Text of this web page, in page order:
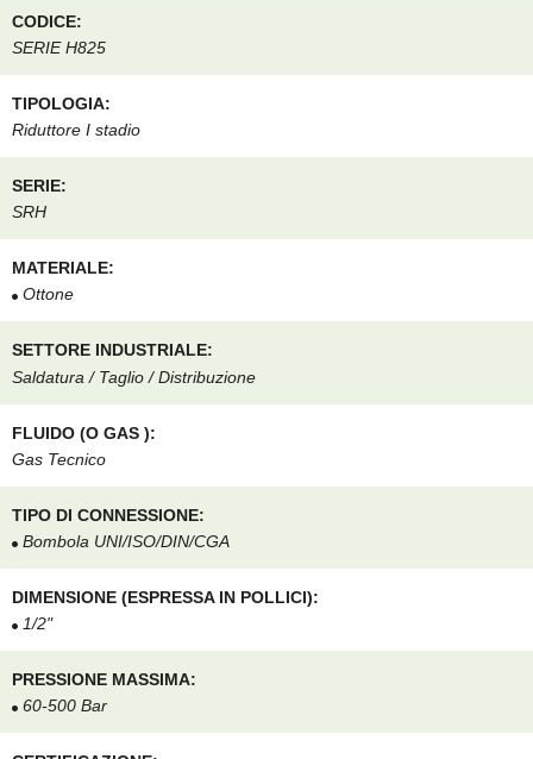
CODICE:
SERIE H825
TIPOLOGIA:
Riduttore I stadio
SERIE:
SRH
MATERIALE:
Ottone
SETTORE INDUSTRIALE:
Saldatura / Taglio / Distribuzione
FLUIDO (O GAS ):
Gas Tecnico
TIPO DI CONNESSIONE:
Bombola UNI/ISO/DIN/CGA
DIMENSIONE (ESPRESSA IN POLLICI):
1/2"
PRESSIONE MASSIMA:
60-500 Bar